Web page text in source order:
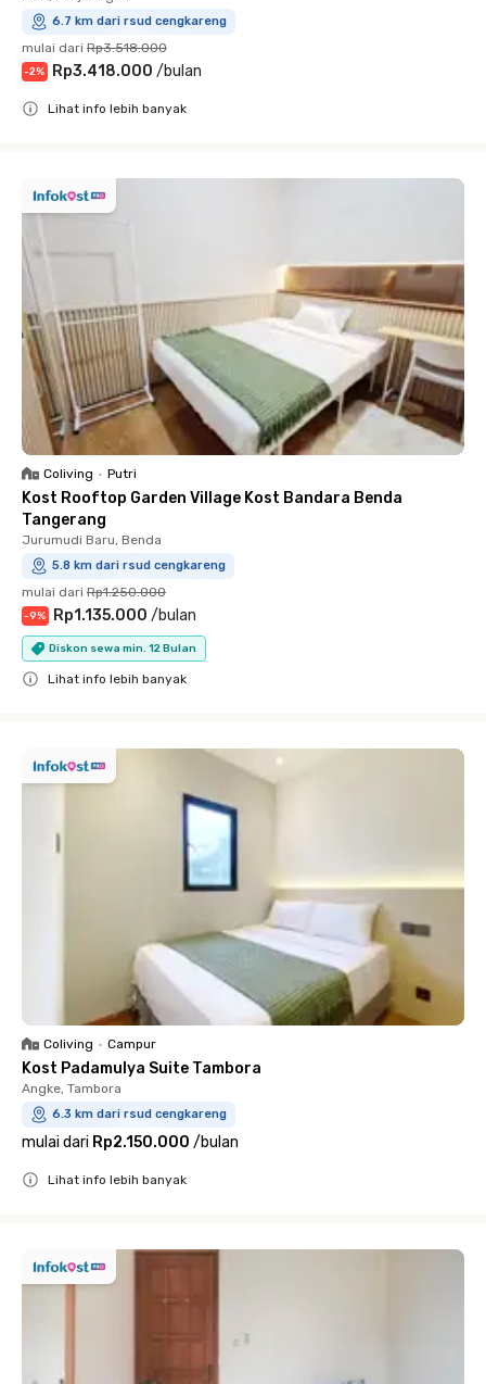
6.7 km dari rsud cengkareng
mulai dari Rp3.518.000
-2% Rp3.418.000 /bulan
Lihat info lebih banyak
Coliving • Putri
Kost Rooftop Garden Village Kost Bandara Benda
Tangerang
Jurumudi Baru, Benda
5.8 km dari rsud cengkareng
mulai dari Rp1.250.000
-9% Rp1.135.000 /bulan
Diskon sewa min. 12 Bulan
Lihat info lebih banyak
Coliving • Campur
Kost Padamulya Suite Tambora
Angke, Tambora
6.3 km dari rsud cengkareng
mulai dari Rp2.150.000 /bulan
Lihat info lebih banyak